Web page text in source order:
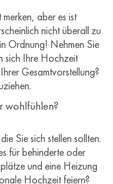
aber es ist
nicht überall zu
Ordnung! Nehmen Sie
sich Ihre Hochzeit
Gesamtvorstellung?
wohlfühlen?
Sie sich stellen sollten.
für behinderte oder
und eine Heizung
Hochzeit feiern?